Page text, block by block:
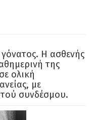
γόνατος. Η ασθενής
της
ολική
με
συνδέσμου.